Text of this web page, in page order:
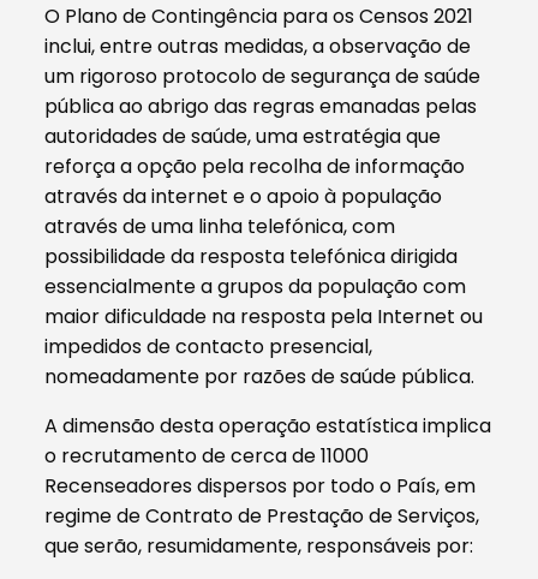
O Plano de Contingência para os Censos 2021
inclui, entre outras medidas, a observação de
um rigoroso protocolo de segurança de saúde
pública ao abrigo das regras emanadas pelas
autoridades de saúde, uma estratégia que
reforça a opção pela recolha de informação
através da internet e o apoio à população
através de uma linha telefónica, com
possibilidade da resposta telefónica dirigida
essencialmente a grupos da população com
maior dificuldade na resposta pela Internet ou
impedidos de contacto presencial,
nomeadamente por razões de saúde pública.
A dimensão desta operação estatística implica
o recrutamento de cerca de 11000
Recenseadores dispersos por todo o País, em
regime de Contrato de Prestação de Serviços,
que serão, resumidamente, responsáveis por: